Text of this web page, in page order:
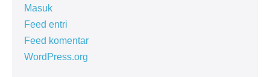
Masuk
Feed entri
Feed komentar
WordPress.org